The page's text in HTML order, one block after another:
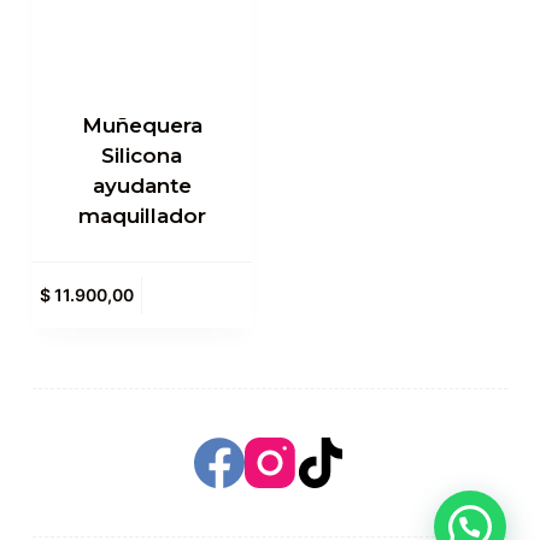
Muñequera
Silicona
ayudante
maquillador
$11.900,00